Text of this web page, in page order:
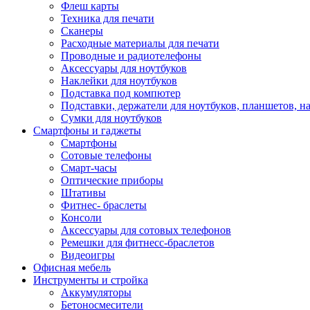
Флеш карты
Техника для печати
Сканеры
Расходные материалы для печати
Проводные и радиотелефоны
Аксессуары для ноутбуков
Наклейки для ноутбуков
Подставка под компютер
Подставки, держатели для ноутбуков, планшетов,
Сумки для ноутбуков
Смартфоны и гаджеты
Смартфоны
Сотовые телефоны
Смарт-часы
Оптические приборы
Штативы
Фитнес- браслеты
Консоли
Аксессуары для сотовых телефонов
Ремешки для фитнесс-браслетов
Видеоигры
Офисная мебель
Инструменты и стройка
Аккумуляторы
Бетоносмесители